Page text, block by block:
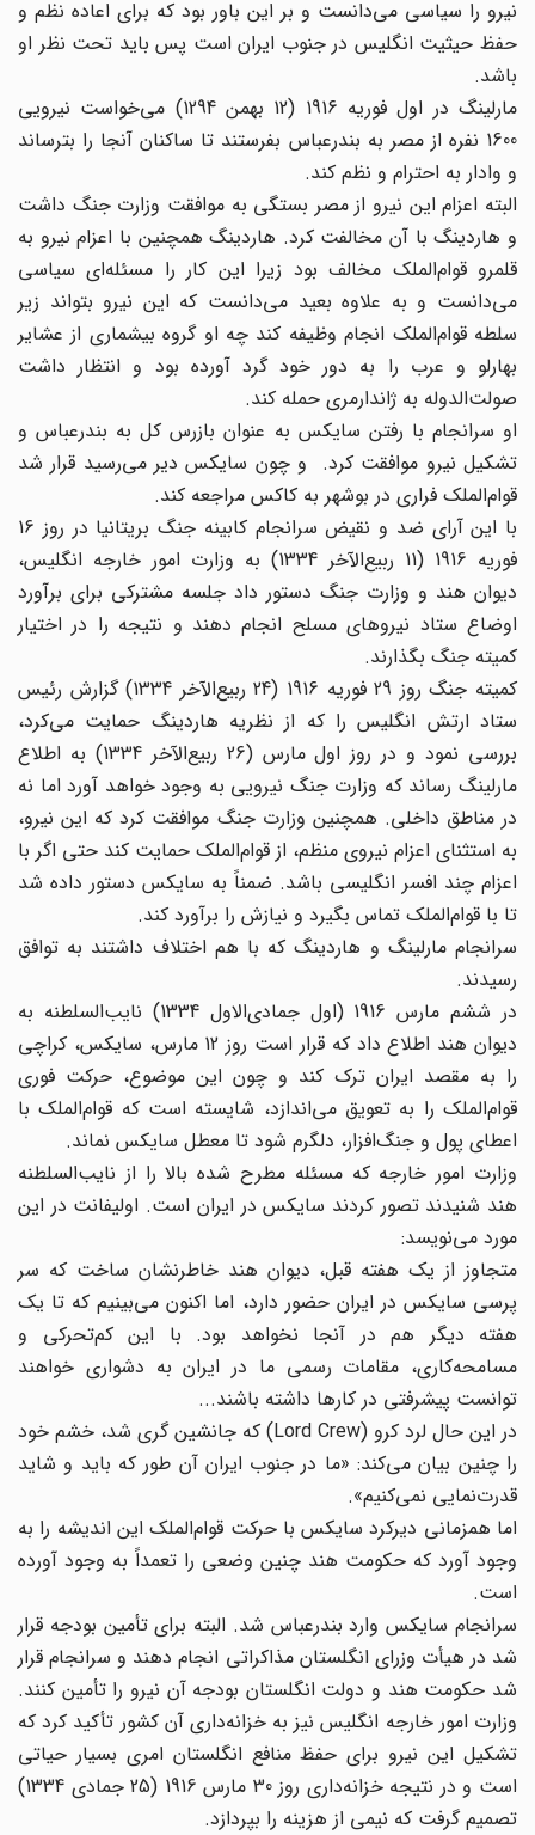
نیرو را سیاسی می‌دانست و بر این باور بود که برای اعاده نظم و
حفظ حیثیت انگلیس در جنوب ایران است پس باید تحت نظر او
باشد.
مارلینگ در اول فوریه 1916 (12 بهمن 1294) می‌خواست نیرویی
1600 نفره از مصر به بندرعباس بفرستند تا ساکنان آنجا را بترساند
و وادار به احترام و نظم کند.
البته اعزام این نیرو از مصر بستگی به موافقت وزارت جنگ داشت
و هاردینگ با آن مخالفت کرد. هاردینگ همچنین با اعزام نیرو به
قلمرو قوام‌الملک مخالف بود زیرا این کار را مسئله‌ای سیاسی
می‌دانست و به علاوه بعید می‌دانست که این نیرو بتواند زیر
سلطه قوام‌الملک انجام وظیفه کند چه او گروه بیشماری از عشایر
بهارلو و عرب را به دور خود گرد آورده بود و انتظار داشت
صولت‌الدوله به ژاندارمری حمله کند.
او سرانجام با رفتن سایکس به عنوان بازرس کل به بندرعباس و
تشکیل نیرو موافقت کرد. و چون سایکس دیر می‌رسید قرار شد
قوام‌الملک فراری در بوشهر به کاکس مراجعه کند.
با این آرای ضد و نقیض سرانجام کابینه جنگ بریتانیا در روز 16
فوریه 1916 (11 ربیع‌الآخر 1334) به وزارت امور خارجه انگلیس،
دیوان هند و وزارت جنگ دستور داد جلسه مشترکی برای برآورد
اوضاع ستاد نیروهای مسلح انجام دهند و نتیجه را در اختیار
کمیته جنگ بگذارند.
کمیته جنگ روز 29 فوریه 1916 (24 ربیع‌الآخر 1334) گزارش رئیس
ستاد ارتش انگلیس را که از نظریه‌ هاردینگ حمایت می‌کرد،
بررسی نمود و در روز اول مارس (26 ربیع‌الآخر 1334) به اطلاع
مارلینگ رساند که وزارت جنگ نیرویی به وجود خواهد آورد اما نه
در مناطق داخلی. همچنین وزارت جنگ موافقت کرد که این نیرو،
به استثنای اعزام نیروی منظم، از قوام‌الملک حمایت کند حتی اگر با
اعزام چند افسر انگلیسی باشد. ضمناً به سایکس دستور داده شد
تا با قوام‌الملک تماس بگیرد و نیازش را برآورد کند.
سرانجام مارلینگ و هاردینگ که با هم اختلاف داشتند به توافق
رسیدند.
در ششم مارس 1916 (اول جمادی‌الاول 1334) نایب‌السلطنه به
دیوان هند اطلاع داد که قرار است روز 12 مارس، سایکس، کراچی
را به مقصد ایران ترک کند و چون این موضوع، حرکت فوری
قوام‌الملک را به تعویق می‌اندازد، شایسته است که قوام‌الملک با
اعطای پول و جنگ‌افزار، دلگرم شود تا معطل سایکس نماند.
وزارت امور خارجه که مسئله مطرح شده بالا را از نایب‌السلطنه
هند شنیدند تصور کردند سایکس در ایران است. اولیفانت در این
مورد می‌نویسد:
متجاوز از یک هفته قبل، دیوان هند خاطرنشان ساخت که سر
پرسی سایکس در ایران حضور دارد، اما اکنون می‌بینیم که تا یک
هفته دیگر هم در آنجا نخواهد بود. با این کم‌تحرکی و
مسامحه‌کاری، مقامات رسمی ما در ایران به دشواری خواهند
توانست پیشرفتی در کارها داشته باشند...
در این حال لرد کرو (Lord Crew) که جانشین گری شد، خشم خود
را چنین بیان می‌کند: «ما در جنوب ایران آن طور که باید و شاید
قدرت‌نمایی نمی‌کنیم».
اما همزمانی دیرکرد سایکس با حرکت قوام‌الملک این اندیشه را به
وجود آورد که حکومت هند چنین وضعی را تعمداً به وجود آورده
است.
سرانجام سایکس وارد بندرعباس شد. البته برای تأمین بودجه قرار
شد در هیأت وزرای انگلستان مذاکراتی انجام دهند و سرانجام قرار
شد حکومت هند و دولت انگلستان بودجه آن نیرو را تأمین کنند.
وزارت امور خارجه انگلیس نیز به خزانه‌داری آن کشور تأکید کرد که
تشکیل این نیرو برای حفظ منافع انگلستان امری بسیار حیاتی
است و در نتیجه خزانه‌داری روز 30 مارس 1916 (25 جمادی 1334)
تصمیم گرفت که نیمی از هزینه را بپردازد.